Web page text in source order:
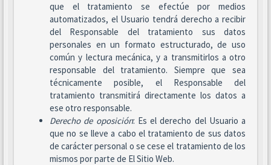
que el tratamiento se efectúe por medios
automatizados, el Usuario tendrá derecho a recibir
del Responsable del tratamiento sus datos
personales en un formato estructurado, de uso
común y lectura mecánica, y a transmitirlos a otro
responsable del tratamiento. Siempre que sea
técnicamente posible, el Responsable del
tratamiento transmitirá directamente los datos a
ese otro responsable.
Derecho de oposición: Es el derecho del Usuario a
que no se lleve a cabo el tratamiento de sus datos
de carácter personal o se cese el tratamiento de los
mismos por parte de El Sitio Web.